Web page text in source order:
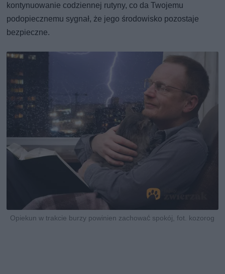
kontynuowanie codziennej rutyny, co da Twojemu
podopiecznemu sygnał, że jego środowisko pozostaje
bezpieczne.
Opiekun w trakcie burzy powinien zachować spokój, fot. kozorog